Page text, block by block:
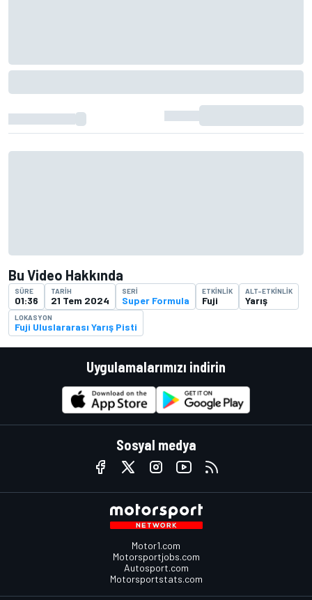
Bu Video Hakkında
SÜRE
01:36
TARIH
21 Tem 2024
SERI
Super Formula
ETKINLIK
Fuji
ALT-ETKINLIK
Yarış
LOKASYON
Fuji Uluslararası Yarış Pisti
Uygulamalarımızı indirin
Sosyal medya
Motor1.com
Motorsportjobs.com
Autosport.com
Motorsportstats.com